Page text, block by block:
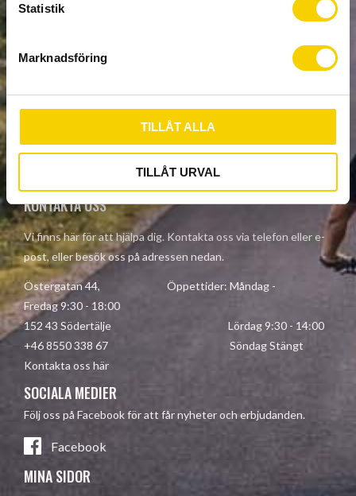
k
s
v
a
l
Statistik
Marknadsföring
TILLÅT ALLA
TILLÅT URVAL
Your personal information is processed in accordance with our
privacy policy
KONTAKTA OSS
Vi finns här för att hjälpa dig. Kontakta oss via telefon eller e-
post, eller besök oss på adressen nedan.
Östergatan 44, Öppettider: Måndag -
Fredag 9:30 - 18:00
152 43 Södertälje Lördag 9:30 - 14:00
+46 8550 338 67 Söndag Stängt
Kontakta oss här
SOCIALA MEDIER
Följ oss på Facebook för att får nyheter och erbjudanden.
Facebook
MINA SIDOR